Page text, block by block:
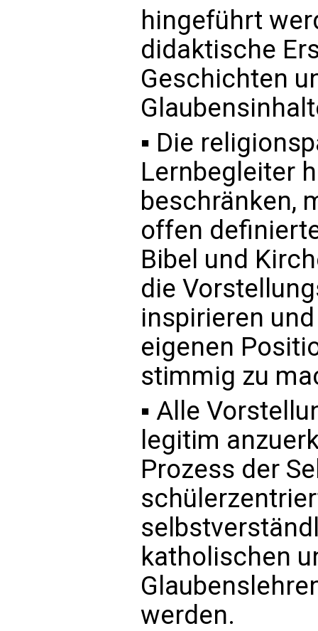
hingeführt
didaktische
Geschichten
▪ Die
Lernbegleiter
beschränken,
offen
Bibel und
die
inspirieren
eigenen
stimmig zu
▪ Alle
legitim
Prozess der
katholischen
werden.